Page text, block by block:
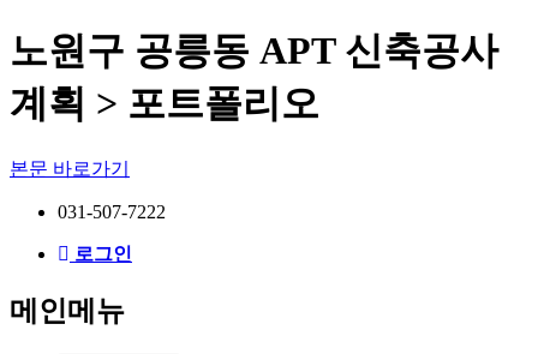
노원구 공릉동 APT 신축공사
계획 > 포트폴리오
본문 바로가기
031-507-7222
로그인
메인메뉴